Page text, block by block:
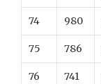
74 980
75 786
76 741